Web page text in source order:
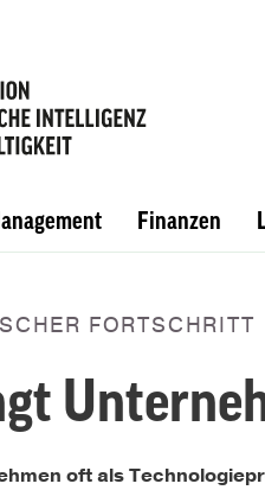
Finanzen
FORTSCHRITT
oft als